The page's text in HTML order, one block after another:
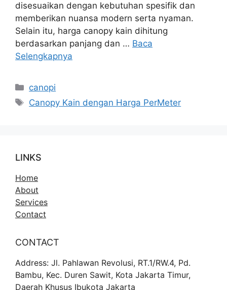
disesuaikan dengan kebutuhan spesifik dan
memberikan nuansa modern serta nyaman.
Selain itu, harga canopy kain dihitung
berdasarkan panjang dan … Baca
Selengkapnya
Kategori
canopi
Tag
Canopy Kain dengan Harga PerMeter
LINKS
Home
About
Services
Contact
CONTACT
Address: Jl. Pahlawan Revolusi, RT.1/RW.4, Pd.
Bambu, Kec. Duren Sawit, Kota Jakarta Timur,
Daerah Khusus Ibukota Jakarta